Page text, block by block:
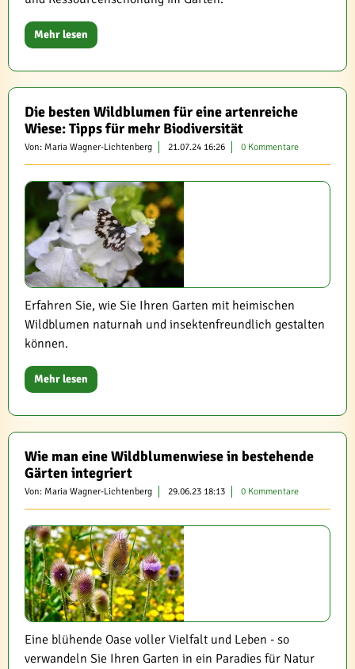
Mehr lesen
Die besten Wildblumen für eine artenreiche
Wiese: Tipps für mehr Biodiversität
Von: Maria Wagner-Lichtenberg 21.07.24 16:26 0 Kommentare
Erfahren Sie, wie Sie Ihren Garten mit heimischen
Wildblumen naturnah und insektenfreundlich gestalten
können.
Mehr lesen
Wie man eine Wildblumenwiese in bestehende
Gärten integriert
Von: Maria Wagner-Lichtenberg 29.06.23 18:13 0 Kommentare
Eine blühende Oase voller Vielfalt und Leben - so
verwandeln Sie Ihren Garten in ein Paradies für Natur